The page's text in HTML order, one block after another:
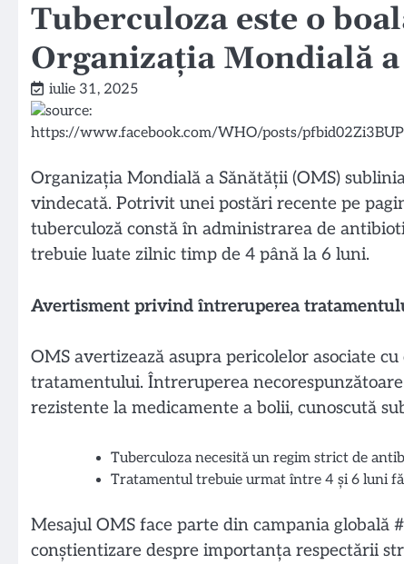
Tuberculoza este o
Organizația Mondială
iulie 31, 2025
Organizația Mondială a Sănătății (OMS)
vindecată. Potrivit unei postări recente pe
tuberculoză constă în administrarea de
trebuie luate zilnic timp de 4 până la 6 luni.
Avertisment privind întreruperea
OMS avertizează asupra pericolelor asociate
tratamentului. Întreruperea
rezistente la medicamente a bolii, cunoscută
Tuberculoza necesită un regim strict de
Tratamentul trebuie urmat între 4 și 6 luni
Mesajul OMS face parte din campania globală
conștientizare despre importanța respectării